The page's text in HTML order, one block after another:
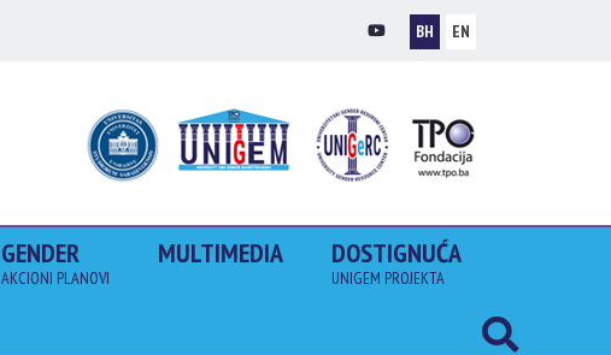
BH EN
GENDER
AKCIONI PLANOVI
MULTIMEDIA DOSTIGNUĆA
UNIGEM PROJEKTA